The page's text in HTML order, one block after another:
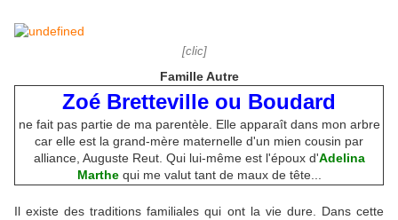
[clic]
Famille Autre
Zoé Bretteville ou Boudard
ne fait pas partie de ma parentèle. Elle apparaît dans mon arbre
car elle est la grand-mère maternelle d'un mien cousin par
alliance, Auguste Reut. Qui lui-même est l'époux d'Adelina
Marthequi me valut tant de maux de tête...
Il existe des traditions familiales qui ont la vie dure. Dans cette